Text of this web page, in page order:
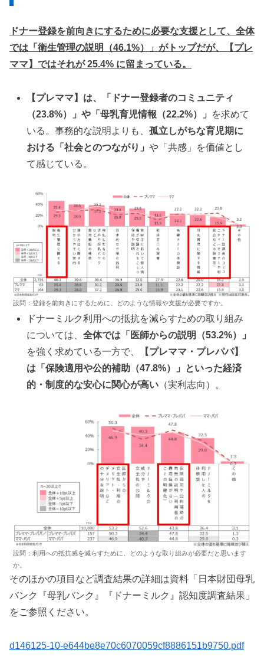
ドナー登録を前向きにするために必要な支援として、全体
では「衛生管理の説明（46.1%）」がトップだが、【プレ
ママ】ではそれが 25.4% に留まっている。
【プレママ】は、「ドナー登録者のコミュニティ
（23.8%）」や「母乳育児情報（22.2%）」
を求めて
いる。事務的な説明よりも、孤立しがちな育児期に
おける「社会とのつながり」や「共感」を価値とし
て感じている。
設問：登録を前向きにするために、どのような情報や支援が必要ですか。
ドナーミルク利用への抵抗を減らすための取り組み
については、全体では「医師からの説明（53.2%）」
を強く求めている一方で、
【プレママ・プレパパ】
は「保険適用や公的補助（47.8%）」といった経済
的・制度的な安心に関心が高い （実利志向）。
設問：利用への抵抗感を減らすために、どのような取り組みが必要だと思います
か。
そのほかの項目など調査結果の詳細は資料「日本財団母乳
バンク『母乳バンク』『ドナーミルク』認知度調査結果」
をご参照ください。
d146125-10-e644be8e70c6070059cf8886151b9750.pdf